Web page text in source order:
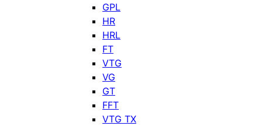
GPL
HR
HRL
FT
VTG
VG
GT
FFT
VTG TX